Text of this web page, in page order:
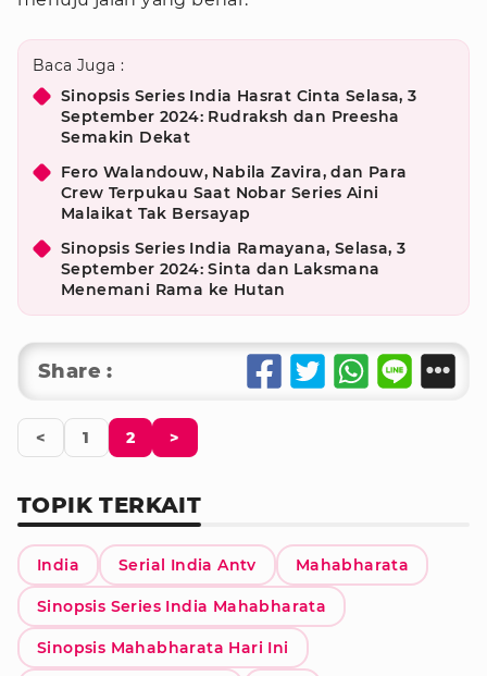
Baca Juga :
Sinopsis Series India Hasrat Cinta Selasa, 3
September 2024: Rudraksh dan Preesha
Semakin Dekat
Fero Walandouw, Nabila Zavira, dan Para
Crew Terpukau Saat Nobar Series Aini
Malaikat Tak Bersayap
Sinopsis Series India Ramayana, Selasa, 3
September 2024: Sinta dan Laksmana
Menemani Rama ke Hutan
Share :
< 1 2 >
TOPIK TERKAIT
India Serial India Antv Mahabharata
Sinopsis Series India Mahabharata
Sinopsis Mahabharata Hari Ini